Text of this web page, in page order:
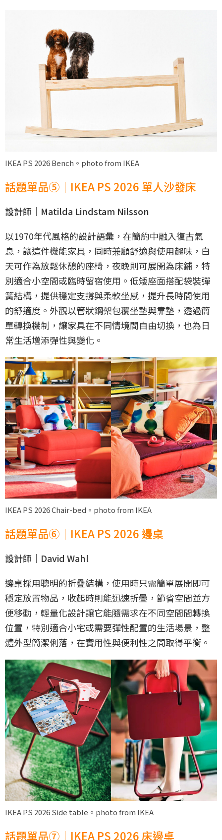
IKEA PS 2026 Bench。photo from IKEA
話題單品⑤｜IKEA PS 2026 單人沙發床
設計師｜Matilda Lindstam Nilsson
以1970年代風格的設計語彙，在簡約中融入復古氣
息，讓這件機能家具，同時兼顧舒適與使用趣味，白
天可作為放鬆休憩的座椅，夜晚則可展開為床鋪，特
別適合小空間或臨時留宿使用。低矮座面搭配袋裝彈
簧結構，提供穩定支撐與柔軟坐感，提升長時間使用
的舒適度。外觀以管狀鋼架包覆坐墊與靠墊，透過簡
單轉換機制，讓家具在不同情境間自由切換，也為日
常生活增添彈性與變化。
IKEA PS 2026 Chair-bed。photo from IKEA
話題單品⑥｜IKEA PS 2026 邊桌
設計師｜David Wahl
邊桌採用聰明的折疊結構，使用時只需簡單展開即可
穩定放置物品，收起時則能迅速折疊，節省空間並方
便移動，輕量化設計讓它能隨需求在不同空間間轉換
位置，特別適合小宅或需要彈性配置的生活場景，整
體外型簡潔俐落，在實用性與便利性之間取得平衡。
IKEA PS 2026 Side table。photo from IKEA
話題單品⑦｜IKEA PS 2026 床邊桌